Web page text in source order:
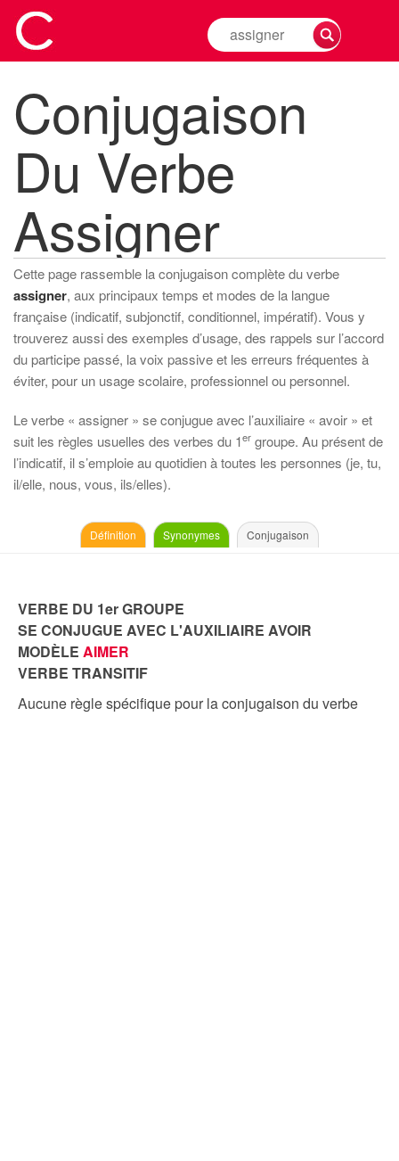
Rechercher
la
d'un
verbe
Conjugaison
Du Verbe
Assigner
Cette page rassemble la conjugaison complète du verbe
assigner, aux principaux temps et modes de la langue
française (indicatif, subjonctif, conditionnel, impératif). Vous y
trouverez aussi des exemples d’usage, des rappels sur l’accord
du participe passé, la voix passive et les erreurs fréquentes à
éviter, pour un usage scolaire, professionnel ou personnel.
Le verbe « assigner » se conjugue avec l’auxiliaire « avoir » et
suit les règles usuelles des verbes du 1er groupe. Au présent de
l’indicatif, il s’emploie au quotidien à toutes les personnes (je, tu,
il/elle, nous, vous, ils/elles).
Définition Synonymes Conjugaison
VERBE DU 1er GROUPE
SE CONJUGUE AVEC L'AUXILIAIRE AVOIR
MODÈLE AIMER
VERBE TRANSITIF
Aucune règle spécifique pour la conjugaison du verbe